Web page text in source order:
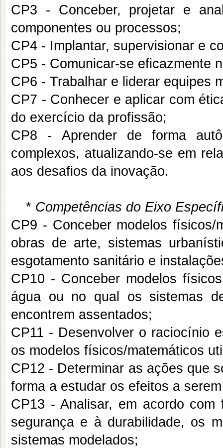
CP3 - Conceber, projetar e
componentes ou processos;
CP4 - Implantar, supervisionar e
CP5 - Comunicar-se eficazmente
CP6 - Trabalhar e liderar equipes
CP7 - Conhecer e aplicar com
do exercício da profissão;
CP8 - Aprender de forma
complexos, atualizando-se em
aos desafios da inovação.
* Competências do Eixo
CP9 - Conceber modelos físicos/
obras de arte, sistemas
esgotamento sanitário e
CP10 - Conceber modelos
água ou no qual os sistemas
encontrem assentados;
CP11 - Desenvolver o raciocínio
os modelos físicos/matemáticos
CP12 - Determinar as ações que
forma a estudar os efeitos a
CP13 - Analisar, em acordo
segurança e à durabilidade, os
sistemas modelados;